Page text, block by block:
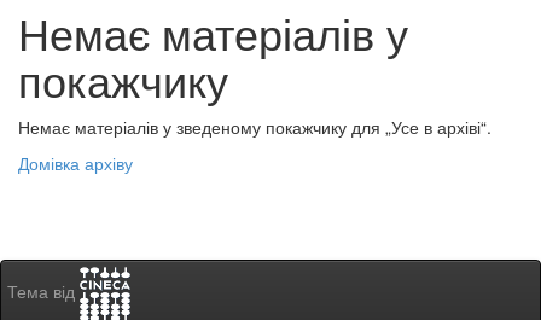
Немає матеріалів у
покажчику
Немає матеріалів у зведеному покажчику для „Усе в архіві“.
Домівка архіву
Тема від